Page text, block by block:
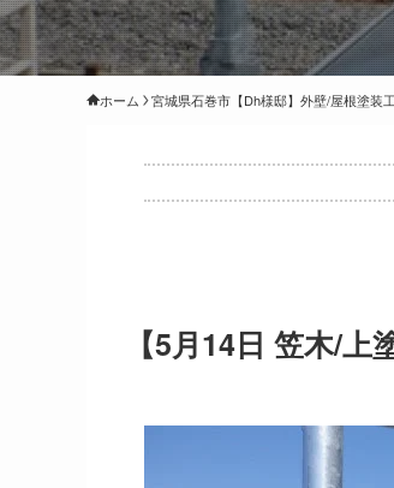
ホーム 宮城県石巻市【Dh様邸】外壁/屋根塗装
【5月14日 笠木/上